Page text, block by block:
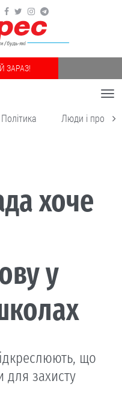
ЗАРАЗ!
Політика Люди і
хоче
у
що
для захисту